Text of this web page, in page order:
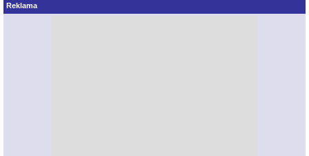
Reklama